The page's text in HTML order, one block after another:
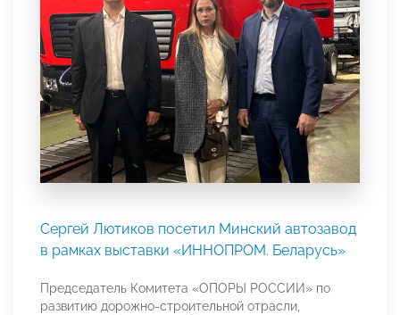
Сергей Лютиков посетил Минский автозавод
в рамках выставки «ИННОПРОМ. Беларусь»
Председатель Комитета «ОПОРЫ РОССИИ» по
развитию дорожно-строительной отрасли,